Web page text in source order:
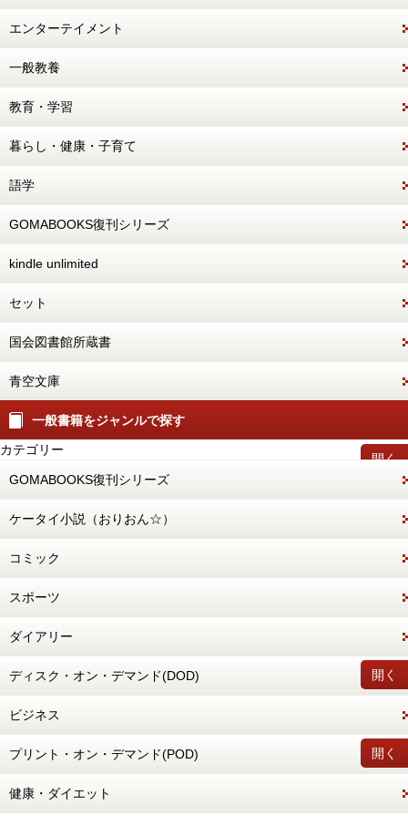
エンターテイメント
一般教養
教育・学習
暮らし・健康・子育て
語学
GOMABOOKS復刊シリーズ
kindle unlimited
セット
国会図書館所蔵書
青空文庫
一般書籍をジャンルで探す
開く
カテゴリー
GOMABOOKS復刊シリーズ
ケータイ小説（おりおん☆）
コミック
スポーツ
ダイアリー
開く
ディスク・オン・デマンド(DOD)
ビジネス
開く
プリント・オン・デマンド(POD)
健康・ダイエット